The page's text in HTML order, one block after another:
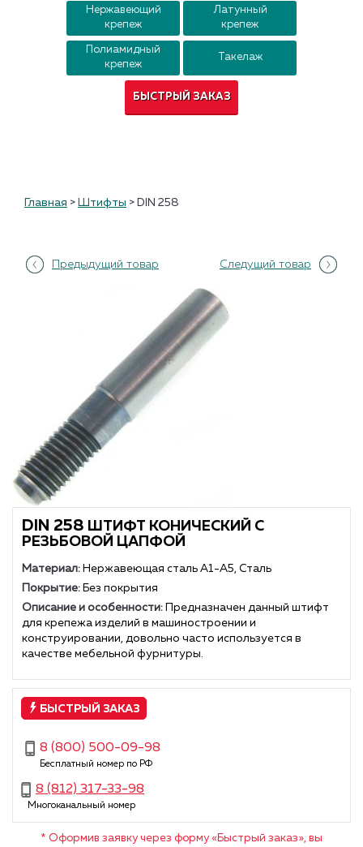
Нержавеющий
крепеж
Латунный
крепеж
Полиамидный
крепеж
Такелаж
БЫСТРЫЙ ЗАКАЗ
Главная > Штифты > DIN 258
Предыдущий товар Следущий товар
DIN 258 ШТИФТ КОНИЧЕСКИЙ С
РЕЗЬБОВОЙ ЦАПФОЙ
Материал: Нержавеющая сталь А1-А5, Сталь
Покрытие: Без покрытия
Описание и особенности:
Предназначен данный штифт
для крепежа изделий в машиностроении и
конструировании, довольно часто используется в
качестве мебельной фурнитуры.
БЫСТРЫЙ ЗАКАЗ
8 (800) 500-09-98
Бесплатный номер по РФ
8 (812) 317-33-98
Многоканальный номер
* Оформив заявку через форму «Быстрый заказ», вы